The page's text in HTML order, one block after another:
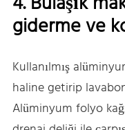
giderme ve
Kullanılmış
haline getirip
Alüminyum folyo